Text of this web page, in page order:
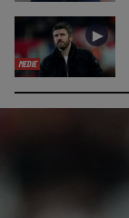
MEDIE
►